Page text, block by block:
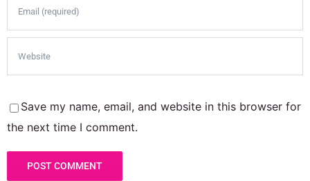
Save my name, email, and website in this browser for
the next time I comment.